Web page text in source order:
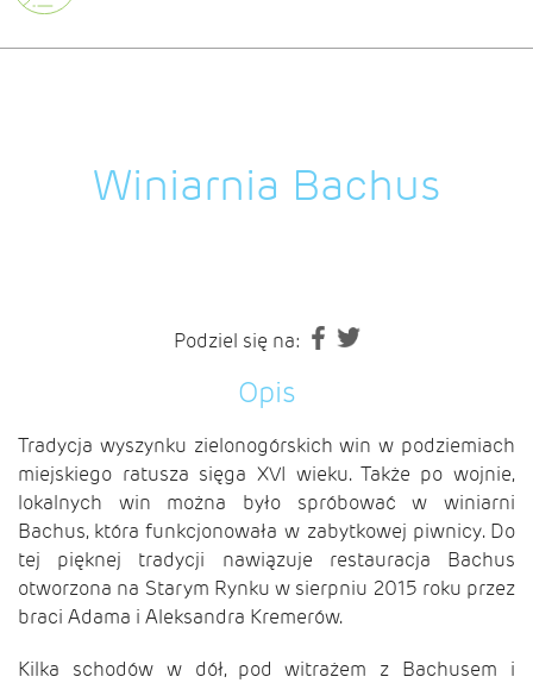
Winiarnia Bachus
Podziel się na:
Opis
Tradycja wyszynku zielonogórskich win w podziemiach
miejskiego ratusza sięga XVI wieku. Także po wojnie,
lokalnych win można było spróbować w winiarni
Bachus, która funkcjonowała w zabytkowej piwnicy. Do
tej pięknej tradycji nawiązuje restauracja Bachus
otworzona na Starym Rynku w sierpniu 2015 roku przez
braci Adama i Aleksandra Kremerów.
Kilka schodów w dół, pod witrażem z Bachusem i